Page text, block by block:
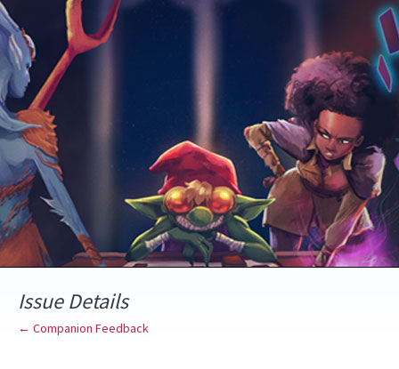
Skip
to
content
Issue Details
← Companion Feedback